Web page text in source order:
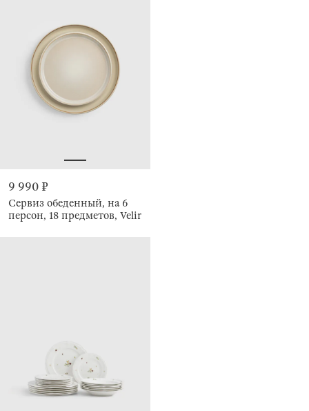
9 990 ₽
Сервиз обеденный, на 6
персон, 18 предметов, Velir